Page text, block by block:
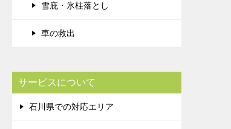
雪庇・氷柱落とし
車の救出
サービスについて
石川県での対応エリア